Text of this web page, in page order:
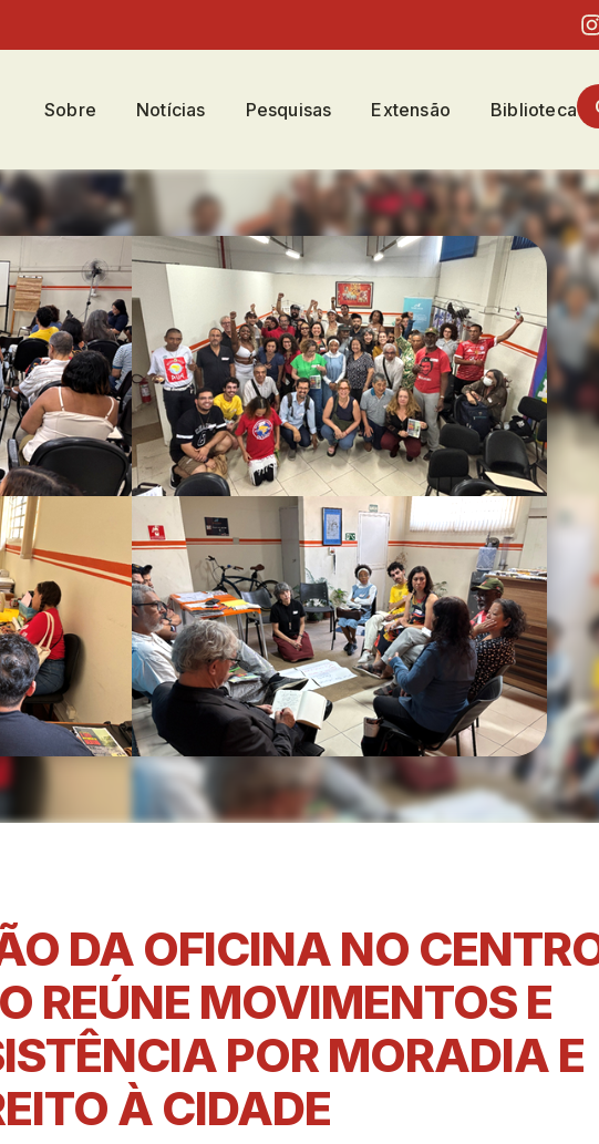
Sobre Notícias Pesquisas Extensão Biblioteca
DA OFICINA NO
REÚNE MOVIMENTOS E
POR MORADIA E
À CIDADE